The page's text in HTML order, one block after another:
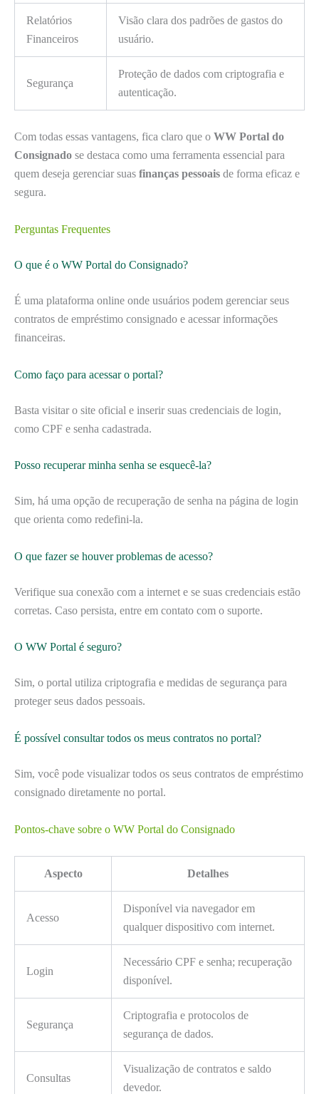
Relatórios
Financeiros
Visão clara dos padrões de gastos do
usuário.
Segurança
Proteção de dados com criptografia e
autenticação.
Com todas essas vantagens, fica claro que o WW Portal do
Consignado se destaca como uma ferramenta essencial para
quem deseja gerenciar suas finanças pessoais de forma eficaz e
segura.
Perguntas Frequentes
O que é o WW Portal do Consignado?
É uma plataforma online onde usuários podem gerenciar seus
contratos de empréstimo consignado e acessar informações
financeiras.
Como faço para acessar o portal?
Basta visitar o site oficial e inserir suas credenciais de login,
como CPF e senha cadastrada.
Posso recuperar minha senha se esquecê-la?
Sim, há uma opção de recuperação de senha na página de login
que orienta como redefini-la.
O que fazer se houver problemas de acesso?
Verifique sua conexão com a internet e se suas credenciais estão
corretas. Caso persista, entre em contato com o suporte.
O WW Portal é seguro?
Sim, o portal utiliza criptografia e medidas de segurança para
proteger seus dados pessoais.
É possível consultar todos os meus contratos no portal?
Sim, você pode visualizar todos os seus contratos de empréstimo
consignado diretamente no portal.
Pontos-chave sobre o WW Portal do Consignado
Aspecto Detalhes
Acesso
Disponível via navegador em
qualquer dispositivo com internet.
Login
Necessário CPF e senha; recuperação
disponível.
Segurança
Criptografia e protocolos de
segurança de dados.
Consultas
Visualização de contratos e saldo
devedor.